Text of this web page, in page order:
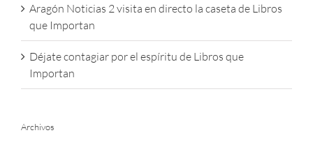
Aragón Noticias 2 visita en directo la caseta de Libros
que Importan
Déjate contagiar por el espíritu de Libros que
Importan
Archivos